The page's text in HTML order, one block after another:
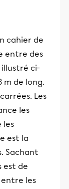
cahier de
entre des
illustré ci-
m de long.
Les
les
les
est la
Sachant
est de
les